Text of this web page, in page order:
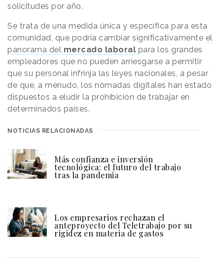
solicitudes por año.
Se trata de una medida única y específica para esta
comunidad, que podría cambiar significativamente el
panorama del mercado laboral para los grandes
empleadores que no pueden arriesgarse a permitir
que su personal infrinja las leyes nacionales, a pesar
de que, a menudo, los nómadas digitales han estado
dispuestos a eludir la prohibición de trabajar en
determinados países.
NOTICIAS RELACIONADAS
Más confianza e inversión
tecnológica: el futuro del trabajo
tras la pandemia
Los empresarios rechazan el
anteproyecto del Teletrabajo por su
rigidez en materia de gastos